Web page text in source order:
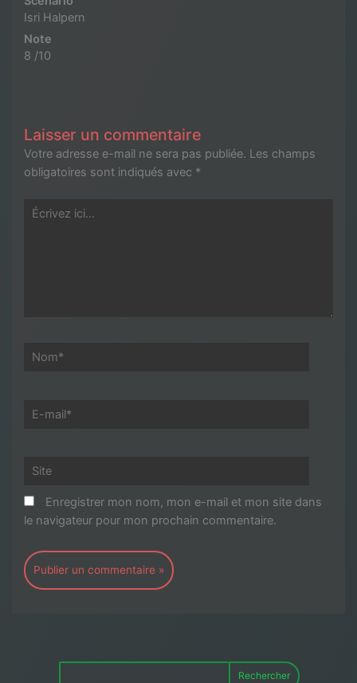
Isri Halpern
Note
8 /10
Laisser un commentaire
Votre adresse e-mail ne sera pas publiée. Les champs
obligatoires sont indiqués avec *
Écrivez
Nom*
E-
Site
Enregistrer mon nom, mon e-mail et mon site dans
le navigateur pour mon prochain commentaire.
Rechercher